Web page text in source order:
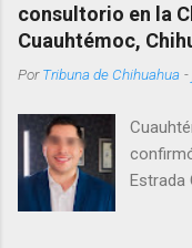
consultorio en la
Cuauhtémoc,
PorTribuna de Chihuahua -
Estrada